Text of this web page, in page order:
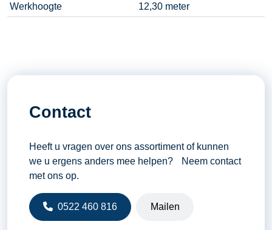
Werkhoogte
12,30 meter
Contact
Heeft u vragen over ons assortiment of kunnen
we u ergens anders mee helpen? Neem contact
met ons op.
0522 460 816 Mailen